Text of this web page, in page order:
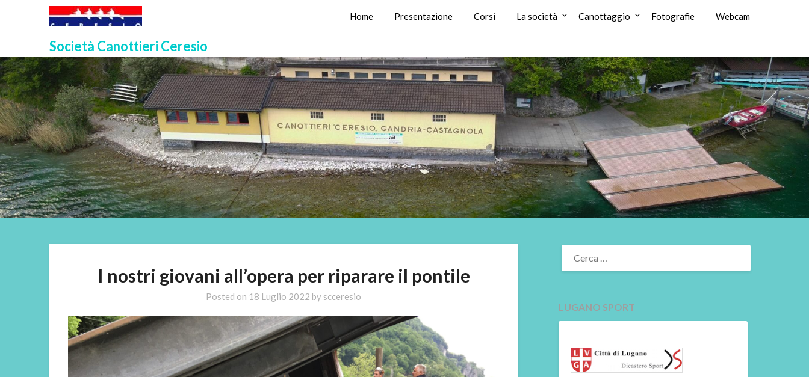
Società Canottieri Ceresio
Home Presentazione Corsi La società Canottaggio Fotografie Webcam
I nostri giovani all’opera per riparare il pontile
Posted on 18 Luglio 2022 by scceresio
RICERCA
PER:
LUGANO SPORT